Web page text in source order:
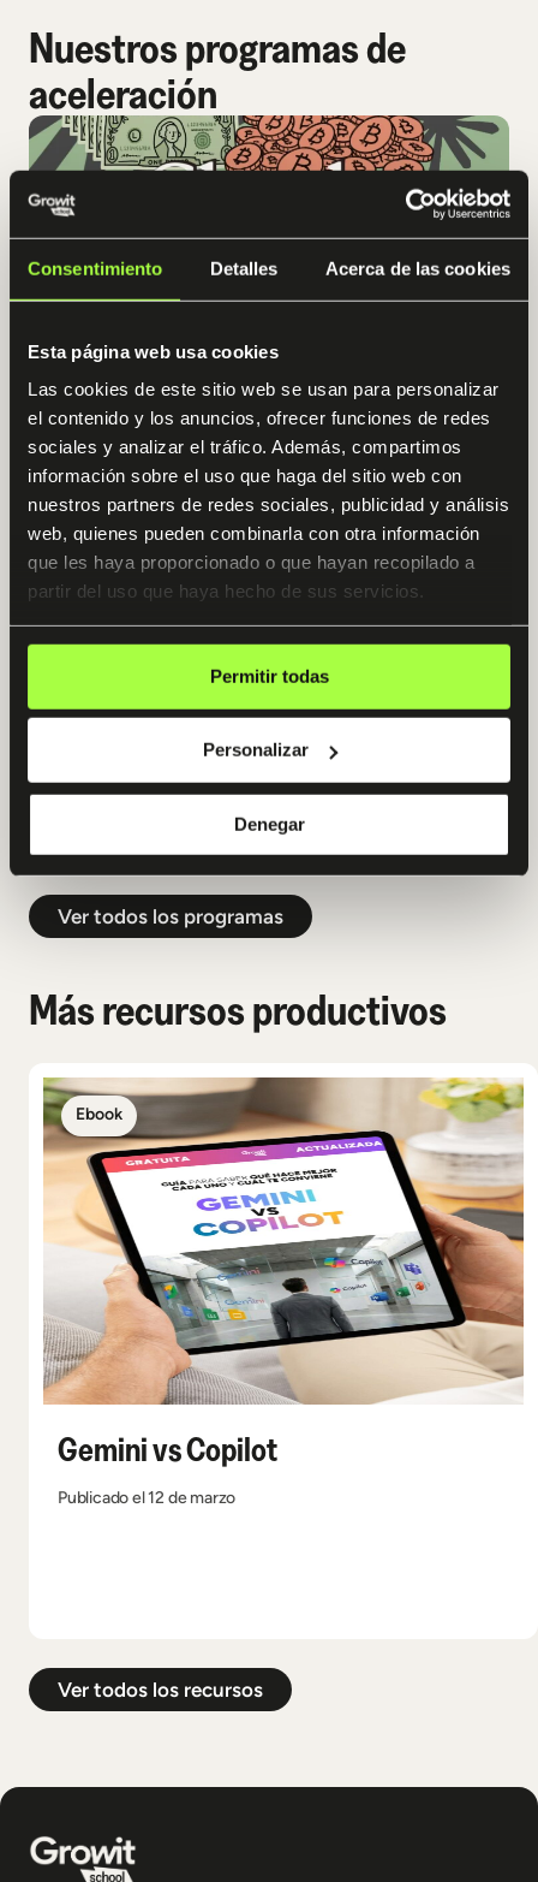
Consentimiento Detalles Acerca de las cookies
Esta página web usa cookies
Las cookies de este sitio web se usan para personalizar
el contenido y los anuncios, ofrecer funciones de redes
sociales y analizar el tráfico. Además, compartimos
información sobre el uso que haga del sitio web con
nuestros partners de redes sociales, publicidad y análisis
web, quienes pueden combinarla con otra información
que les haya proporcionado o que hayan recopilado a
partir del uso que haya hecho de sus servicios.
Permitir todas
Personalizar
Denegar
Nuestros programas de
aceleración
Finanzas con Claude
100% práctico Acceso 12 meses
Triple mentorización 4.9 / 5
El sistema definitivo para CFOs, controllers, inversores y
utilizando la IA más avanzada del mundo. Sin tocar una
Empezamos: Martes, 23 de Junio
Ver todos los programas
Más recursos productivos
Ebook
Gemini vs Copilot
Publicado el 12 de marzo
Ver todos los recursos